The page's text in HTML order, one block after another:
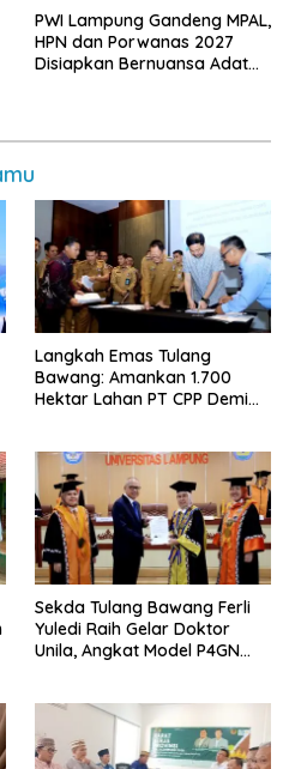
PWI Lampung Gandeng MPAL,
HPN dan Porwanas 2027
Disiapkan Bernuansa Adat
Langkah Emas Tulang
Bawang: Amankan 1.700
Hektar Lahan PT CPP Demi
Sekda Tulang Bawang Ferli
Yuledi Raih Gelar Doktor
Unila, Angkat Model P4GN